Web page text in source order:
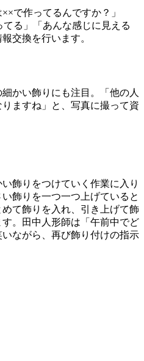
で作ってるんですか？」
てる」「あんな感じに見える
交換を行います。
かい飾りにも注目。「他の人
ますね」と、写真に撮って資
飾りをつけていく作業に入り
飾りを一つ一つ上げていると
て飾りを入れ、引き上げて飾
。田中人形師は「午前中でど
ながら、再び飾り付けの指示